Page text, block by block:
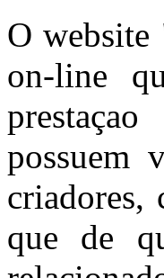
O website
on-line
possuem
criadores,
que de